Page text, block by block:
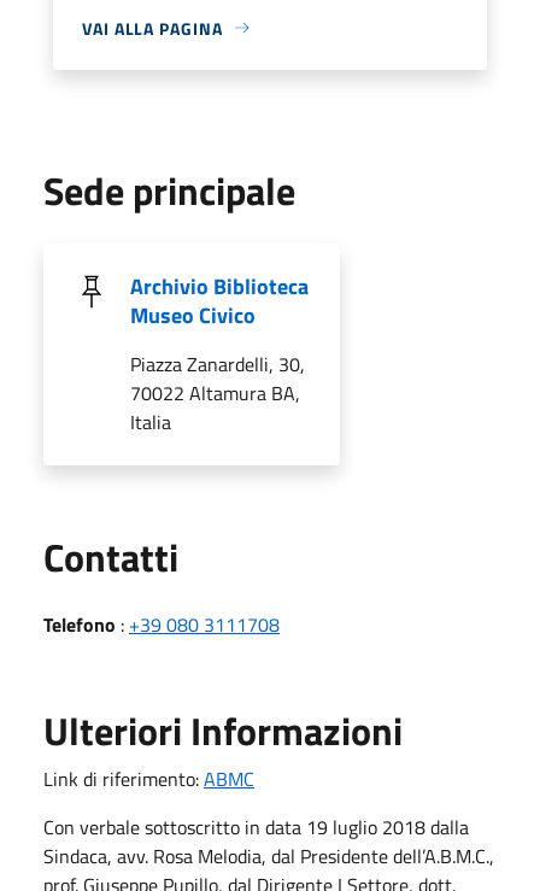
VAI ALLA PAGINA
Sede principale
Archivio Biblioteca
Museo Civico
Piazza Zanardelli, 30,
70022 Altamura BA,
Italia
Contatti
Telefono : +39 080 3111708
Ulteriori Informazioni
Link di riferimento:ABMC
Con verbale sottoscritto in data 19 luglio 2018 dalla
Sindaca, avv. Rosa Melodia, dal Presidente dell’A.B.M.C.,
prof. Giuseppe Pupillo, dal Dirigente I Settore, dott.